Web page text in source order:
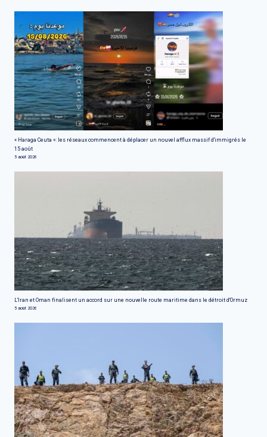
« Haraga Ceuta »: les réseaux commencent à déplacer un nouvel afflux massif d'immigrés le
15 août
5 août 2026
L'Iran et Oman finalisent un accord sur une nouvelle route maritime dans le détroit d'Ormuz
5 août 2026